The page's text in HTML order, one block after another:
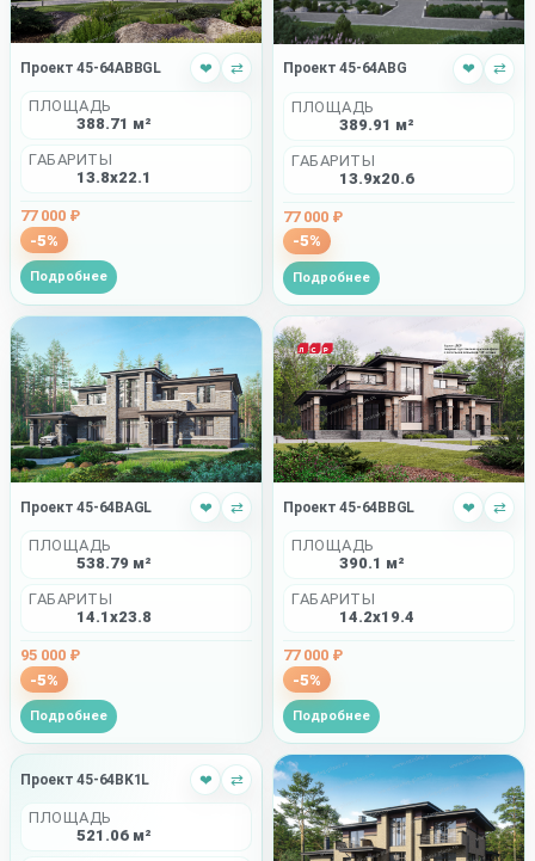
Проект 45-64ABBGL ❤ ⇄
ПЛОЩАДЬ
388.71 м²
ГАБАРИТЫ
13.8x22.1
77 000 ₽
-5%
Подробнее
Проект 45-64ABG ❤ ⇄
ПЛОЩАДЬ
389.91 м²
ГАБАРИТЫ
13.9x20.6
77 000 ₽
-5%
Подробнее
Проект 45-64BAGL ❤ ⇄
ПЛОЩАДЬ
538.79 м²
ГАБАРИТЫ
14.1x23.8
95 000 ₽
-5%
Подробнее
Проект 45-64BBGL ❤ ⇄
ПЛОЩАДЬ
390.1 м²
ГАБАРИТЫ
14.2x19.4
77 000 ₽
-5%
Подробнее
Проект 45-64BK1L ❤ ⇄
ПЛОЩАДЬ
521.06 м²